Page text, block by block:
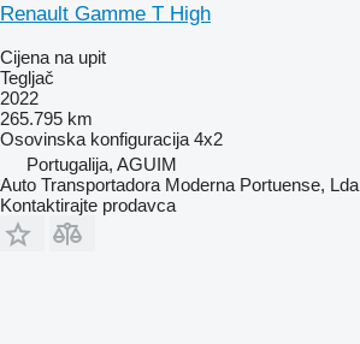
Renault Gamme T High
Cijena na upit
Tegljač
2022
265.795 km
Osovinska konfiguracija 4x2
Portugalija, AGUIM
Auto Transportadora Moderna Portuense, Lda
Kontaktirajte prodavca